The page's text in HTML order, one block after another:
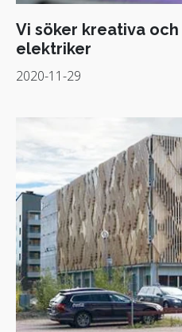
Vi söker kreativa
elektriker
2020-11-29